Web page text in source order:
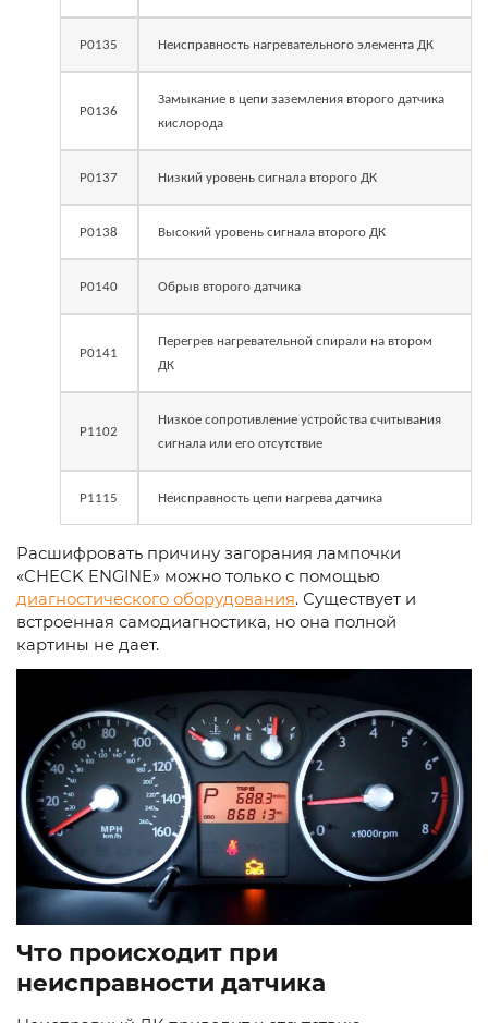
Р0135 Неисправность нагревательного элемента ДК
Р0136
Замыкание в цепи заземления второго датчика
кислорода
Р0137 Низкий уровень сигнала второго ДК
Р0138 Высокий уровень сигнала второго ДК
Р0140 Обрыв второго датчика
Р0141
Перегрев нагревательной спирали на втором
ДК
Р1102
Низкое сопротивление устройства считывания
сигнала или его отсутствие
Р1115 Неисправность цепи нагрева датчика
Расшифровать причину загорания лампочки
«CHECK ENGINE» можно только с помощью
диагностического оборудования. Существует и
встроенная самодиагностика, но она полной
картины не дает.
Что происходит при
неисправности датчика